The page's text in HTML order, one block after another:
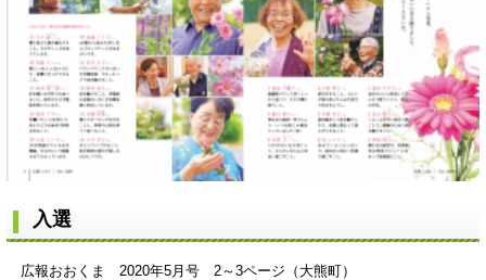
入選
広報おおくま 2020年5月号 2～3ページ（大熊町）